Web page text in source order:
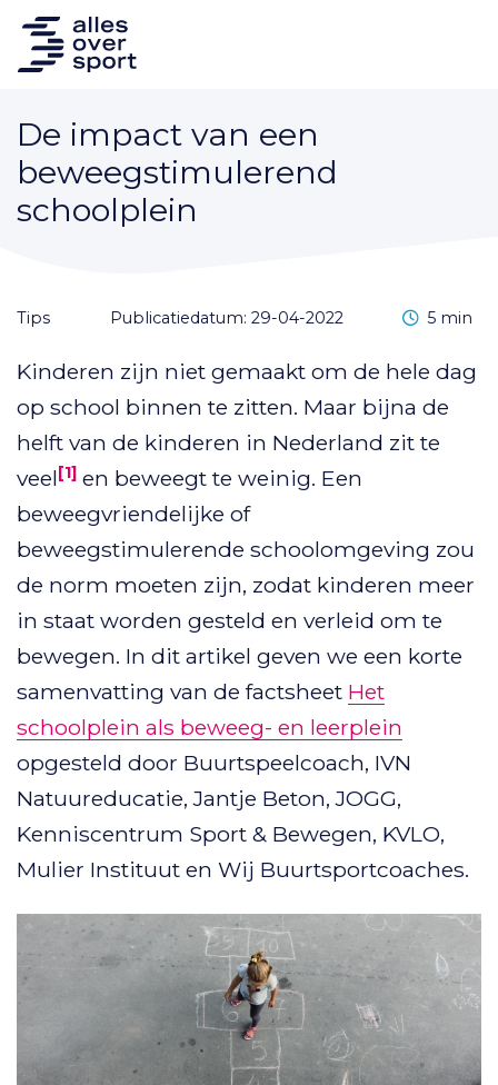
De impact van een
beweegstimulerend
schoolplein
tips Publicatiedatum: 29-04-2022 Leestijd
5 min
Kinderen zijn niet gemaakt om de hele dag
op school binnen te zitten. Maar bijna de
helft van de kinderen in Nederland zit te
veel[1] en beweegt te weinig. Een
beweegvriendelijke of
beweegstimulerende schoolomgeving zou
de norm moeten zijn, zodat kinderen meer
in staat worden gesteld en verleid om te
bewegen. In dit artikel geven we een korte
samenvatting van de factsheet Het
schoolplein als beweeg- en leerplein
opgesteld door Buurtspeelcoach, IVN
Natuureducatie, Jantje Beton, JOGG,
Kenniscentrum Sport & Bewegen, KVLO,
Mulier Instituut en Wij Buurtsportcoaches.